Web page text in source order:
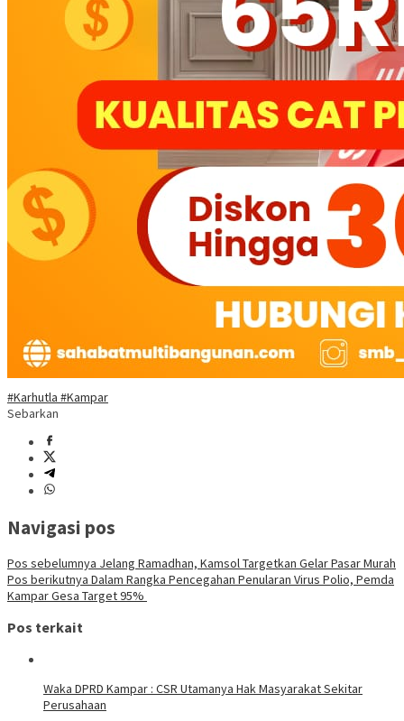
#Karhutla #Kampar
Sebarkan
Navigasi pos
Pos sebelumnya Jelang Ramadhan, Kamsol Targetkan Gelar Pasar Murah
Pos berikutnya Dalam Rangka Pencegahan Penularan Virus Polio, Pemda
Kampar Gesa Target 95%
Pos terkait
Waka DPRD Kampar : CSR Utamanya Hak Masyarakat Sekitar
Perusahaan